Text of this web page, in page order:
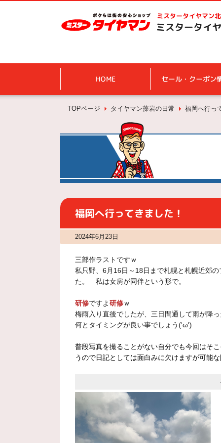
ミスタータイヤマン
ミスタータイ
HOME セール・クーポン
TOPページ タイヤマン藻岩の日常 福岡へ行っ
福岡へ行ってきました！
2024年6月23日
三部作ラストですｗ
私只野、6月16日～18日まで札幌と札幌近郊
た。 私は女房が同伴という形で。
研修ですよ研修ｗ
梅雨入り直後でしたが、三日間通して雨が降
何とタイミングが良い事でしょう('ω')
普段写真を撮ることがない自分でも今回はそ
うので日記としては面白みに欠けますが可能